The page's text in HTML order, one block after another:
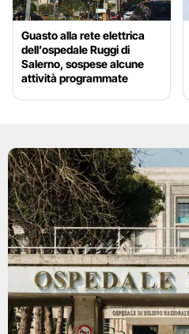
Guasto alla rete elettrica
dell’ospedale Ruggi di
Salerno, sospese alcune
attività programmate